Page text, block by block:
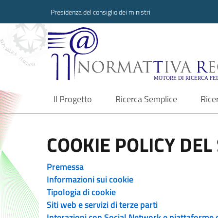
Presidenza del consiglio dei ministri
Normattiva
Il Progetto
current Ricerca Semplice
COOKIE POLICY
Premessa
Informazioni sui cookie
Tipologia di cookie
Siti web e servizi di terze parti